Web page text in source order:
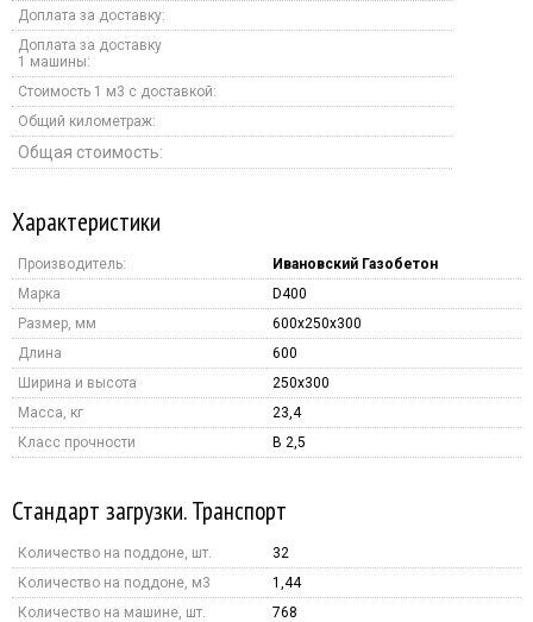
Доплата за доставку:
Доплата за доставку
1 машины:
Стоимость 1 м3 с доставкой:
Общий километраж:
Общая стоимость:
Характеристики
Производитель:
Ивановский Газобетон
Марка
D400
Размер, мм
600x250х300
Длина
600
Ширина и высота
250x300
Масса, кг
23,4
Класс прочности
B 2,5
Стандарт загрузки. Транспорт
Количество на поддоне, шт.
32
Количество на поддоне, м3
1,44
Количество на машине, шт.
768